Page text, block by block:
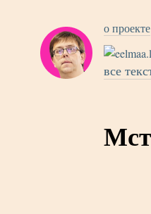
о проекте
все